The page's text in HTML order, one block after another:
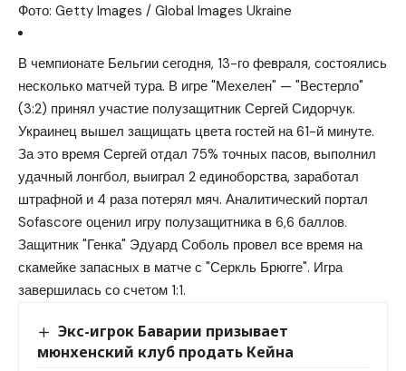
Фото: Getty Images / Global Images Ukraine
В чемпионате Бельгии сегодня, 13-го февраля, состоялись
несколько матчей тура. В игре "Мехелен" — "Вестерло"
(3:2) принял участие полузащитник Сергей Сидорчук.
Украинец вышел защищать цвета гостей на 61-й минуте.
За это время Сергей отдал 75% точных пасов, выполнил
удачный лонгбол, выиграл 2 единоборства, заработал
штрафной и 4 раза потерял мяч. Аналитический портал
Sofascore оценил игру полузащитника в 6,6 баллов.
Защитник "Генка" Эдуард Соболь провел все время на
скамейке запасных в матче с "Серкль Брюгге". Игра
завершилась со счетом 1:1.
Экс-игрок Баварии призывает
мюнхенский клуб продать Кейна